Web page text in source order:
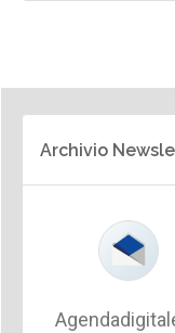
Archivio